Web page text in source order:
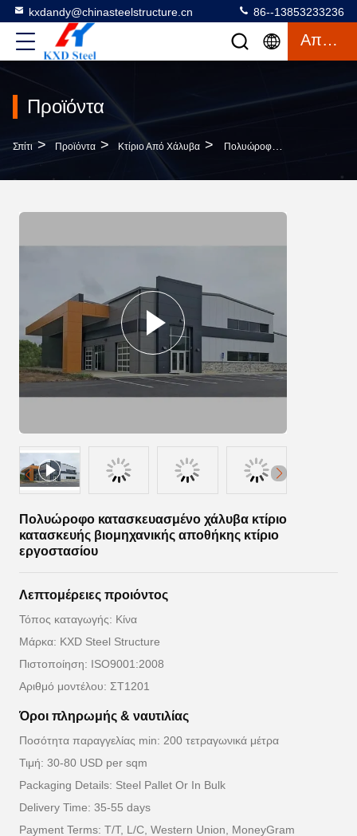
kxdandy@chinasteelstructure.cn 86--13853233236
Απόσπασμα
Προϊόντα
Σπίτι > Προϊόντα > Κτίριο Από Χάλυβα > Πολυώροφο Κατασκευασμένο Χάλυβα Κτίριο Κατασκευής Βιομηχανικής Αποθήκης Κτίριο Εργοστασίου
Πολυώροφο κατασκευασμένο χάλυβα κτίριο
κατασκευής βιομηχανικής αποθήκης κτίριο
εργοστασίου
Λεπτομέρειες προιόντος
Τόπος καταγωγής: Κίνα
Μάρκα: KXD Steel Structure
Πιστοποίηση: ISO9001:2008
Αριθμό μοντέλου: ΣΤ1201
Όροι πληρωμής & ναυτιλίας
Ποσότητα παραγγελίας min: 200 τετραγωνικά μέτρα
Τιμή: 30-80 USD per sqm
Packaging Details: Steel Pallet Or In Bulk
Delivery Time: 35-55 days
Payment Terms: T/T, L/C, Western Union, MoneyGram